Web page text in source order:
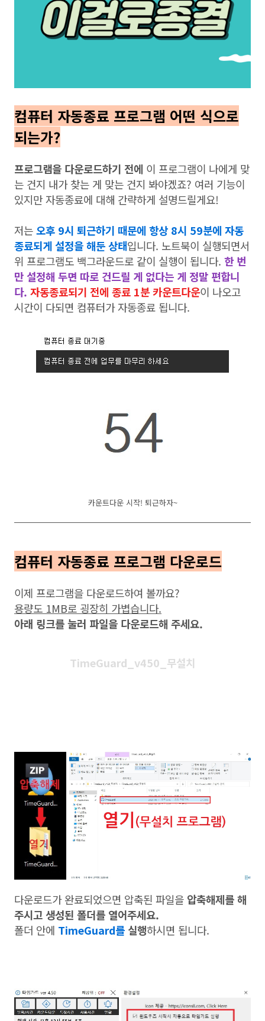
컴퓨터 자동종료 프로그램 어떤 식으로
되는가?
프로그램을 다운로드하기 전에 이 프로그램이 나에게 맞
는 건지 내가 찾는 게 맞는 건지 봐야겠죠? 여러 기능이
있지만 자동종료에 대해 간략하게 설명드릴게요!
저는오후 9시 퇴근하기 때문에 항상 8시 59분에 자동
종료되게 설정을 해둔 상태입니다. 노트북이 실행되면서
위 프로그램도 백그라운드로 같이 실행이 됩니다. 한 번
만 설정해 두면 따로 건드릴 게 없다는 게 정말 편합니
다. 자동종료되기 전에 종료 1분 카운트다운이 나오고
시간이 다되면 컴퓨터가 자동종료 됩니다.
카운트다운 시작! 퇴근하자~
컴퓨터 자동종료 프로그램 다운로드
이제 프로그램을 다운로드하여 볼까요?
용량도 1MB로 굉장히 가볍습니다.
아래 링크를 눌러 파일을 다운로드해 주세요.
TimeGuard_v450_무설치
다운로드가 완료되었으면 압축된 파일을 압축해제를 해
주시고 생성된 폴더를 열어주세요.
폴더 안에 TimeGuard를 실행하시면 됩니다.